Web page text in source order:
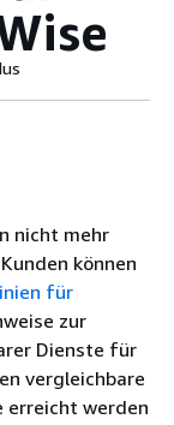
nicht mehr
können
für
zur
Dienste für
vergleichbare
erreicht werden